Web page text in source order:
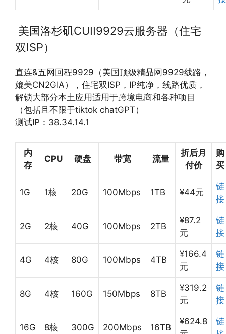
美国洛杉矶CUII9929云服务器（住宅
双ISP）
直连&五网回程9929（美国顶级精品网9929线路，
媲美CN2GIA），住宅双ISP，IP纯净，线路优质，
解锁大部分本土应用适用于跨境电商和各种项目
（包括且不限于tiktok chatGPT）
测试IP：38.34.14.1
内
存
CPU 硬盘 带宽 流量
折后月
付价
购
买
1G 1核 20G 100Mbps 1TB ¥44元
链
接
2G 2核 40G 100Mbps 2TB
¥87.2
元
链
接
4G 4核 80G 100Mbps 4TB
¥166.4
元
链
接
8G 4核 160G 150Mbps 8TB
¥319.2
元
链
接
16G 8核 300G 200Mbps 16TB
¥624.8
链